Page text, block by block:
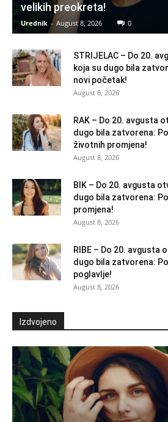
velikih preokreta!
Urednik - August 8, 2026 0
STRIJELAC – Do 20.
koja su dugo bila
novi početak!
August 8, 2026
RAK – Do 20. avgusta
dugo bila zatvorena:
životnih promjena!
August 8, 2026
BIK – Do 20. avgusta
dugo bila zatvorena:
promjena!
August 8, 2026
RIBE – Do 20. avgusta
dugo bila zatvorena:
poglavlje!
August 8, 2026
Izdvojeno